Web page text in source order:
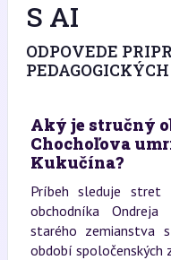
S AI
ODPOVEDE
Aký je stručný
Chochoľova
Kukučína?
Príbeh sleduje stret
obchodníka
starého zemianstva
období spoločenských